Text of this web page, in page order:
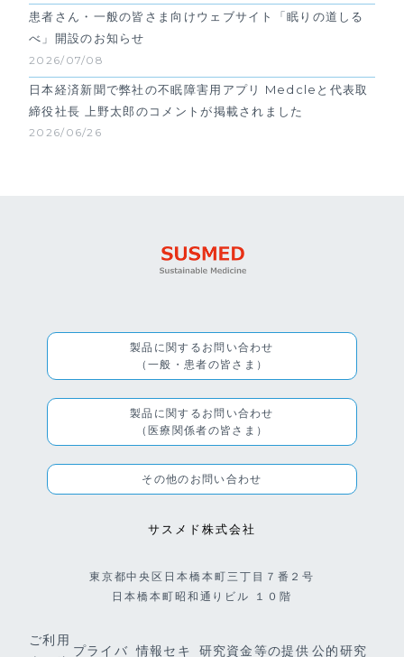
2026/07/08
患者さん・一般の皆さま向けウェブサイト「眠りの道しる
べ」開設のお知らせ
2026/06/26
日本経済新聞で弊社の不眠障害用アプリ Medcleと代表取
締役社長 上野太郎のコメントが掲載されました
製品に関するお問い合わせ
（一般・患者の皆さま）
製品に関するお問い合わせ
（医療関係者の皆さま）
その他のお問い合わせ
サスメド株式会社
東京都中央区日本橋本町三丁目７番２号
日本橋本町昭和通りビル １０階
ご利用
プライバ 情報セキ 研究資金等の提供 公的研究